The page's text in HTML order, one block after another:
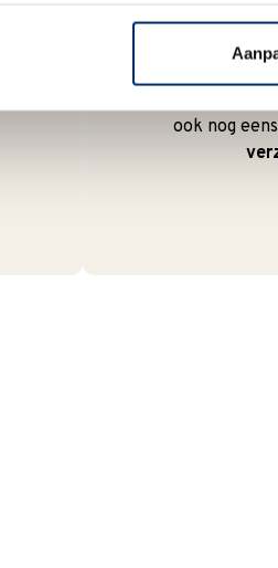
We
zorgvuldig
ook nog